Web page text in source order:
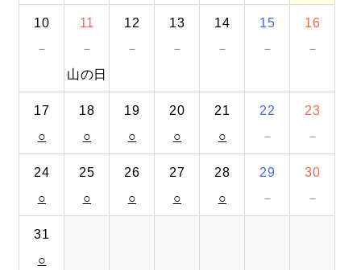
10
－
11
－
山の日
12
－
13
－
14
－
15
－
16
－
17
○
18
○
19
○
20
○
21
○
22
－
23
－
24
○
25
○
26
○
27
○
28
○
29
－
30
－
31
○